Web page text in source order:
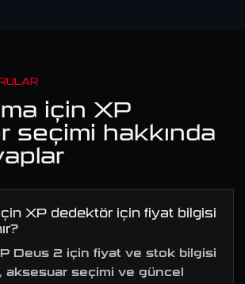
için XP
seçimi hakkında
XP dedektör için fiyat bilgisi
Deus 2 için fiyat ve stok bilgisi
aksesuar seçimi ve güncel